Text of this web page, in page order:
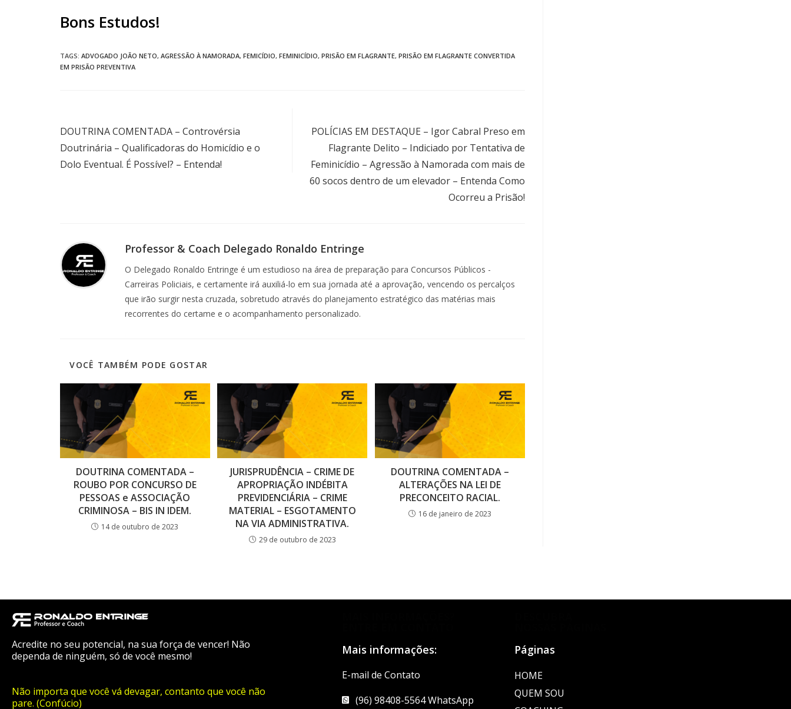
Bons Estudos!
TAGS: ADVOGADO JOÃO NETO, AGRESSÃO À NAMORADA, FEMICÍDIO, FEMINICÍDIO, PRISÃO EM FLAGRANTE, PRISÃO EM FLAGRANTE CONVERTIDA
EM PRISÃO PREVENTIVA
DOUTRINA COMENTADA – Controvérsia
Doutrinária – Qualificadoras do Homicídio e o
Dolo Eventual. É Possível? – Entenda!
POLÍCIAS EM DESTAQUE – Igor Cabral Preso em
Flagrante Delito – Indiciado por Tentativa de
Feminicídio – Agressão à Namorada com mais de
60 socos dentro de um elevador – Entenda Como
Ocorreu a Prisão!
Professor & Coach Delegado Ronaldo Entringe
O Delegado Ronaldo Entringe é um estudioso na área de preparação para Concursos Públicos -
Carreiras Policiais, e certamente irá auxiliá-lo em sua jornada até a aprovação, vencendo os percalços
que irão surgir nesta cruzada, sobretudo através do planejamento estratégico das matérias mais
recorrentes do certame e o acompanhamento personalizado.
VOCÊ TAMBÉM PODE GOSTAR
DOUTRINA COMENTADA –
ROUBO POR CONCURSO DE
PESSOAS e ASSOCIAÇÃO
CRIMINOSA – BIS IN IDEM.
14 de outubro de 2023
JURISPRUDÊNCIA – CRIME DE
APROPRIAÇÃO INDÉBITA
PREVIDENCIÁRIA – CRIME
MATERIAL – ESGOTAMENTO
NA VIA ADMINISTRATIVA.
29 de outubro de 2023
DOUTRINA COMENTADA –
ALTERAÇÕES NA LEI DE
PRECONCEITO RACIAL.
16 de janeiro de 2023
Acredite no seu potencial, na sua força de vencer! Não
dependa de ninguém, só de você mesmo!
Não importa que você vá devagar, contanto que você não
pare. (Confúcio)
Mais informações:
E-mail de Contato
(96) 98408-5564 WhatsApp
Páginas
HOME
QUEM SOU